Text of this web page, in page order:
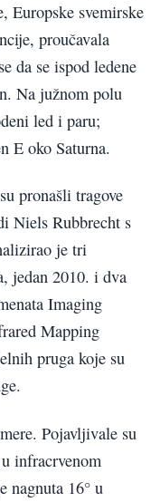
Europske svemirske
proučavala
da se ispod ledene
Na južnom polu
led i paru;
E oko Saturna.
pronašli tragove
Niels Rubbrecht s
je tri
jedan 2010. i dva
Imaging
Mapping
pruga koje su
Pojavljivale su
infracrvenom
nagnuta 16° u